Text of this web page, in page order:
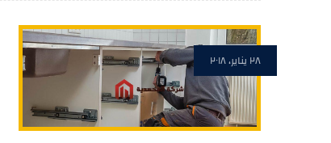
٢٨ يناير، ٢٠١٨